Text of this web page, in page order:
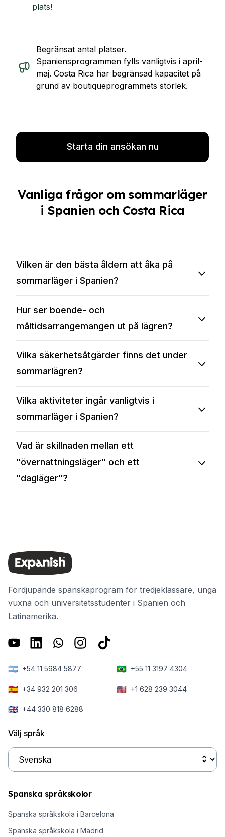
plats!
Begränsat antal platser.
Spaniensprogrammen fylls vanligtvis i april-
maj. Costa Rica har begränsad kapacitet på
grund av boutiqueprogrammets storlek.
Starta din ansökan nu
Vanliga frågor om sommarläger
i Spanien och Costa Rica
Vilken är den bästa åldern att åka på
sommarläger i Spanien?
Hur ser boende- och
måltidsarrangemangen ut på lägren?
Vilka säkerhetsåtgärder finns det under
sommarlägren?
Vilka aktiviteter ingår vanligtvis i
sommarläger i Spanien?
Vad är skillnaden mellan ett
"övernattningsläger" och ett
"dagläger"?
Fördjupande spanskaprogram för tredjeklassare, unga
vuxna och universitetsstudenter i Spanien och
Latinamerika.
🇦🇷 +54 11 5984 5877 🇧🇷 +55 11 3197 4304
🇪🇸 +34 932 201 306 🇺🇸 +1 628 239 3044
🇬🇧 +44 330 818 6288
Välj språk
Spanska språkskolor
Spanska språkskola i Barcelona
Spanska språkskola i Madrid